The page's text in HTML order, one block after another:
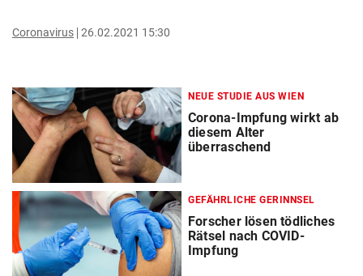
Coronavirus 26.02.2021 15:30
NEUE STUDIE AUS WIEN
Corona-Impfung wirkt ab
diesem Alter
überraschend
GEFÄHRLICHE GERINNSEL
Forscher lösen tödliches
Rätsel nach COVID-
Impfung